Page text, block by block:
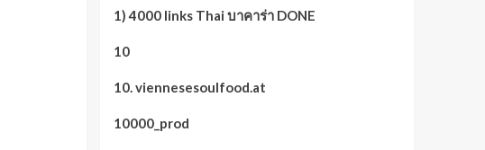
1) 4000 links Thai บาคาร่า DONE
10
10. viennesesoulfood.at
10000_prod